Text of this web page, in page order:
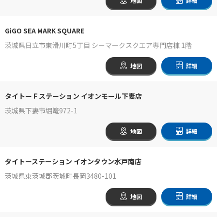
GiGO SEA MARK SQUARE
茨城県日立市東滑川町5丁目 シーマークスクエア専門店棟 1階
地図 詳細
タイトーＦステーション イオンモール下妻店
茨城県下妻市堀篭972-1
地図 詳細
タイトーステーション イオンタウン水戸南店
茨城県東茨城郡茨城町長岡3480-101
地図 詳細